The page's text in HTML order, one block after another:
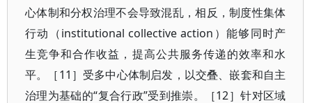
心体制和分权治理不会导致混乱，相反，制度性集体
行动（institutional collective action）能够同时产
生竞争和合作收益，提高公共服务传递的效率和水
平。［11］受多中心体制启发，以交叠、嵌套和自主
治理为基础的“复合行政”受到推崇。［12］针对区域